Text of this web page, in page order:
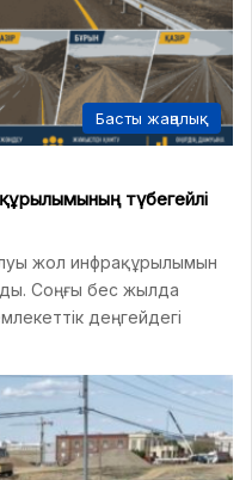
Басты жаңалық
түбегейлі
жол инфрақұрылымын
Соңғы бес жылда
деңгейдегі